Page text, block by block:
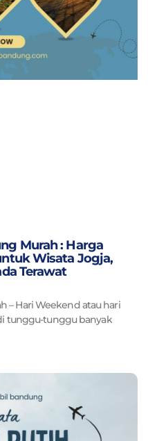
Murah : Harga
Wisata Jogja,
Terawat
– Hari Weekend atau hari
tunggu-tunggu banyak